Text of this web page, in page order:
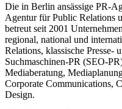
Die in Berlin ansässige PR-
Agentur für Public Relations
betreut seit 2001
regional, national und
Relations, klassische
Suchmaschinen-PR (SEO-
Mediaberatung,
Corporate Communications,
Design.